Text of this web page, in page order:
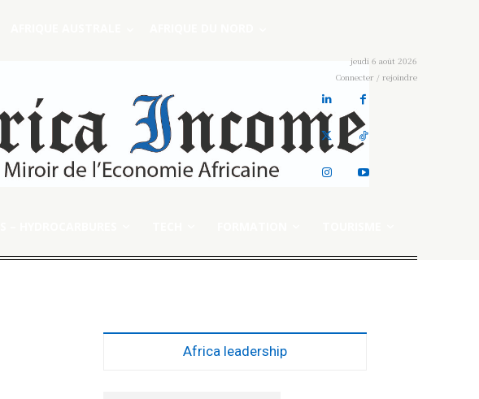
jeudi 6 août 2026
Connecter / rejoindre
Africa leadership